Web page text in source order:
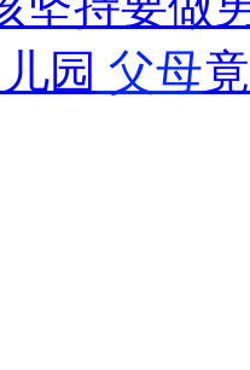
园 父母